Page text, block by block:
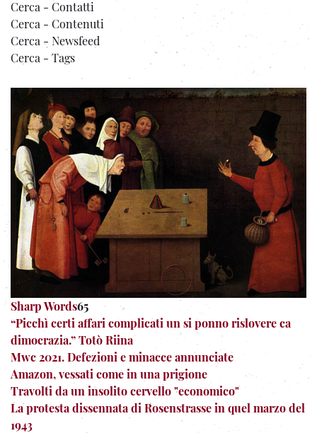
Cerca - Contatti
Cerca - Contenuti
Cerca - Newsfeed
Cerca - Tags
Sharp Words65
“Picchì certi affari complicati un si ponno rislovere ca
dimocrazia.” Totò Riina
Mwc 2021. Defezioni e minacce annunciate
Amazon, vessati come in una prigione
Travolti da un insolito cervello "economico"
La protesta dissennata di Rosenstrasse in quel marzo del
1943